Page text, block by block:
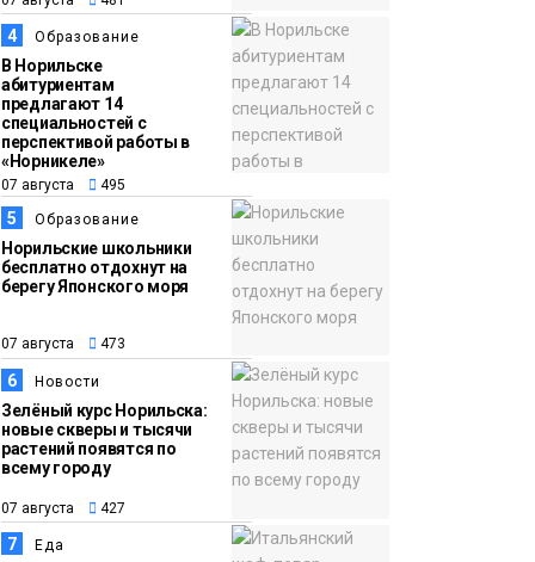
13:59
07 августа
Новости
«Домик Хоббитов» и
«Самолёт в облаках»
появятся в Кайеркане
4 Образование
В Норильске
абитуриентам
предлагают 14
специальностей с
перспективой работы в
«Норникеле»
07 августа 495
5 Образование
Норильские школьники
бесплатно отдохнут на
берегу Японского моря
07 августа 473
6 Новости
Зелёный курс Норильска:
новые скверы и тысячи
растений появятся по
всему городу
07 августа 427
7 Еда